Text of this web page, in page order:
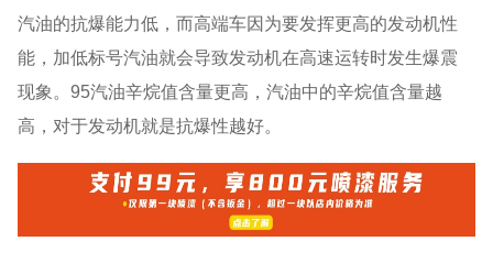
汽油的抗爆能力低，而高端车因为要发挥更高的发动机性
能，加低标号汽油就会导致发动机在高速运转时发生爆震
现象。95汽油辛烷值含量更高，汽油中的辛烷值含量越
高，对于发动机就是抗爆性越好。